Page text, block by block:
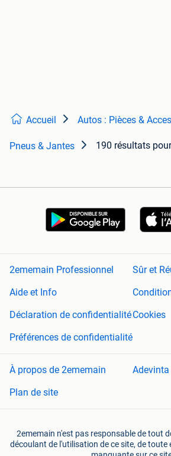
Accueil Autos : Pièces &
Pneus & Jantes 190 résultats
2ememain Professionnel
Sûr et
Aide et Info
Déclaration de confidentialitéCookies
Préférences de confidentialité
À propos de 2ememain
Adevinta
Plan de site
2ememain n'est pas responsable de tout
découlant de l'utilisation de ce site, de